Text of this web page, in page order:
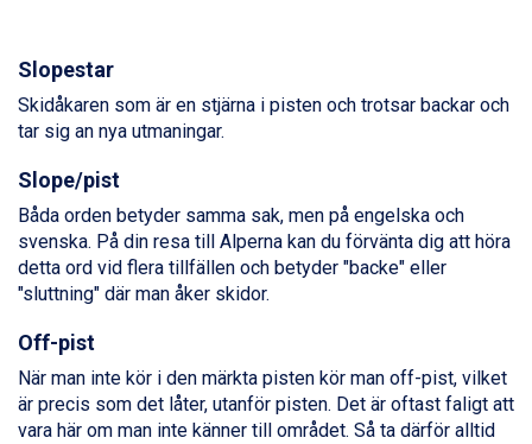
Arabba från 11.045 kr.
La Thuile från 7.045 kr.
Cervinia från 8.245 kr.
Bad Hofgastein från 8.595 kr.
Passo Tonale från 5.895 kr.
Sölden från 12.995 kr.
Saalbach från 9.445 kr.
Champoluc från 5.945 kr.
Sestriere från 6.945 kr.
Wagrain från 7.095 kr.
Ischgl från 11.295 kr.
Val Thorens från 8.395 kr.
St. Anton från 11.245 kr.
Zell am See från 6.295 kr.
Slopestar
Skidåkaren som är en stjärna i pisten och trotsar backar och
tar sig an nya utmaningar.
Slope/pist
Båda orden betyder samma sak, men på engelska och
svenska. På din resa till Alperna kan du förvänta dig att höra
detta ord vid flera tillfällen och betyder "backe" eller
"sluttning" där man åker skidor.
Off-pist
När man inte kör i den märkta pisten kör man off-pist, vilket
är precis som det låter, utanför pisten. Det är oftast faligt att
vara här om man inte känner till området. Så ta därför alltid